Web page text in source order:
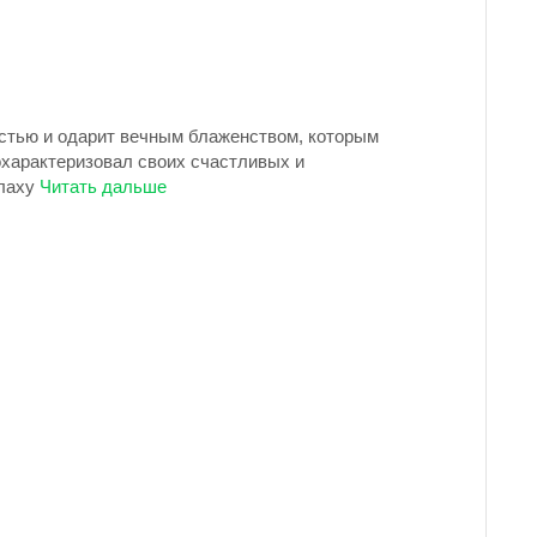
и одарит вечным блаженством, которым
своих счастливых и